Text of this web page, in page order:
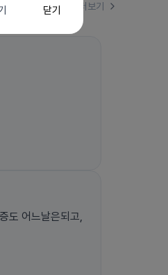
더보기
도 어느날은되고,
닫기